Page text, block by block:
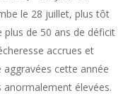
le 28 juillet, plus tôt
plus de 50 ans de déficit
accrues et
aggravées cette année
élevées.